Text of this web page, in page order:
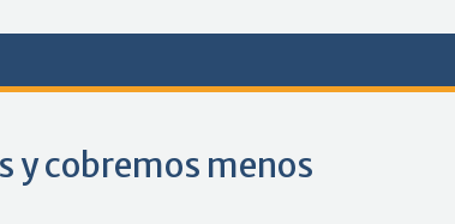
y cobremos menos